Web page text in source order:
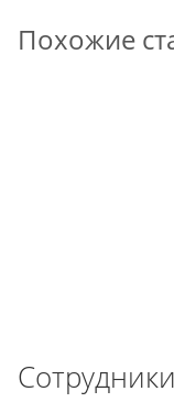
Похожие
Сотрудники